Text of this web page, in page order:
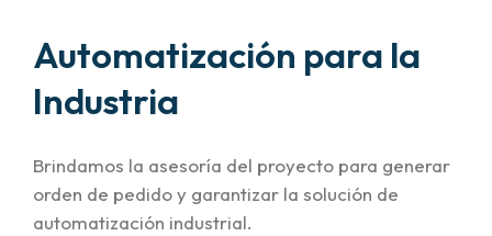
Automatización para la
Industria
Brindamos la asesoría del proyecto para generar
orden de pedido y garantizar la solución de
automatización industrial.